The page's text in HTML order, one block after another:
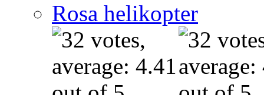
Rosa helikopter